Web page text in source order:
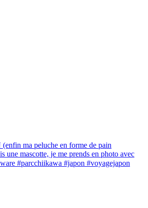
ma peluche en forme de pain
une mascotte, je me prends en photo avec
#parcchiikawa #japon #voyagejapon